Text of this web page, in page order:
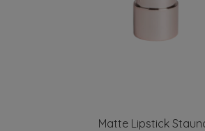
Matte Lipstick